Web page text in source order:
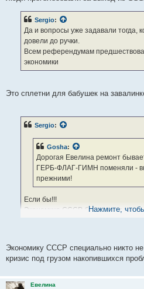
Sergio:
Да и вопросы уже задавали тогда,
довели до ручки.
Всем референдумам
экономики
Это сплетни для бабушек на
Sergio:
Gosha:
Дорогая Евелина ремонт
ГЕРБ-ФЛАГ-ГИМН поменяли -
прежними!
Если бы!!!
Экономика СССР была развалена
Перестройка - это не ремонт. Это
основания, и на старом
разрушили и фундамент.
Нажмите,
Экономику СССР специально никто
кризис под грузом накопившихся
Евелина